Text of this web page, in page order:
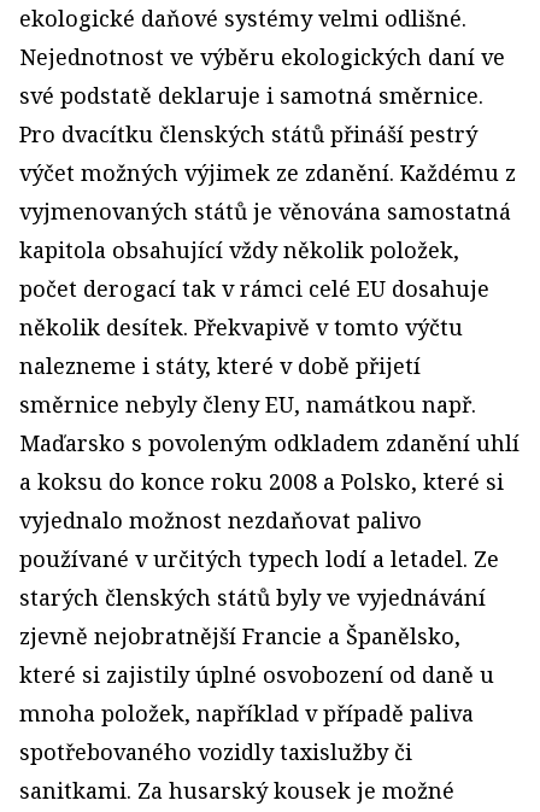
ekologické daňové systémy velmi odlišné.
Nejednotnost ve výběru ekologických daní ve
své podstatě deklaruje i samotná směrnice.
Pro dvacítku členských států přináší pestrý
výčet možných výjimek ze zdanění. Každému z
vyjmenovaných států je věnována samostatná
kapitola obsahující vždy několik položek,
počet derogací tak v rámci celé EU dosahuje
několik desítek. Překvapivě v tomto výčtu
nalezneme i státy, které v době přijetí
směrnice nebyly členy EU, namátkou např.
Maďarsko s povoleným odkladem zdanění uhlí
a koksu do konce roku 2008 a Polsko, které si
vyjednalo možnost nezdaňovat palivo
používané v určitých typech lodí a letadel. Ze
starých členských států byly ve vyjednávání
zjevně nejobratnější Francie a Španělsko,
které si zajistily úplné osvobození od daně u
mnoha položek, například v případě paliva
spotřebovaného vozidly taxislužby či
sanitkami. Za husarský kousek je možné